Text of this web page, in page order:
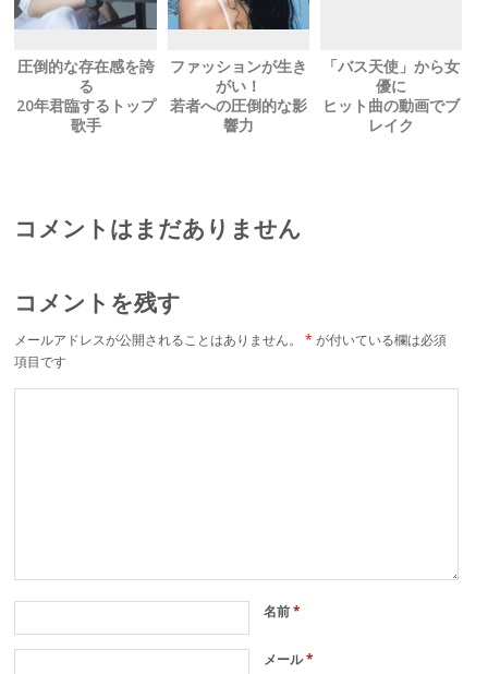
圧倒的な存在感を誇
る
20年君臨するトップ
歌手
ファッションが生き
がい！
若者への圧倒的な影
響力
「バス天使」から女
優に
ヒット曲の動画でブ
レイク
コメントはまだありません
コメントを残す
メールアドレスが公開されることはありません。 * が付いている欄は必須
項目です
名前*
メール*